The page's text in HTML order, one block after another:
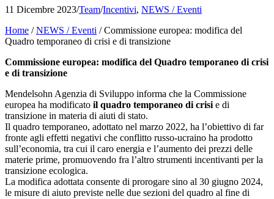
11 Dicembre 2023/Team/Incentivi, NEWS / Eventi
Home /NEWS / Eventi /Commissione europea: modifica del
Quadro temporaneo di crisi e di transizione
Commissione europea: modifica del Quadro temporaneo di crisi
e di transizione
Mendelsohn Agenzia di Sviluppo informa che la Commissione
europea ha modificato il quadro temporaneo di crisi e di
transizione in materia di aiuti di stato.
Il quadro temporaneo, adottato nel marzo 2022, ha l’obiettivo di far
fronte agli effetti negativi che conflitto russo-ucraino ha prodotto
sull’economia, tra cui il caro energia e l’aumento dei prezzi delle
materie prime, promuovendo fra l’altro strumenti incentivanti per la
transizione ecologica.
La modifica adottata consente di prorogare sino al 30 giugno 2024,
le misure di aiuto previste nelle due sezioni del quadro al fine di